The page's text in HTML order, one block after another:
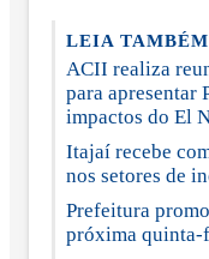
LEIA
ACII realiza
para apresentar
impactos do El
Itajaí recebe
nos setores de
Prefeitura
próxima quinta-